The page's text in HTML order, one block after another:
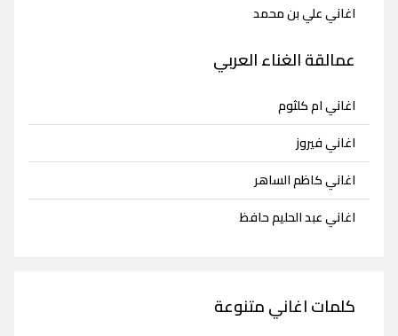
اغاني علي بن محمد
عمالقة الغناء العربي
اغاني ام كلثوم
اغاني فيروز
اغاني كاظم الساهر
اغاني عبد الحليم حافظ
كلمات اغاني متنوعة